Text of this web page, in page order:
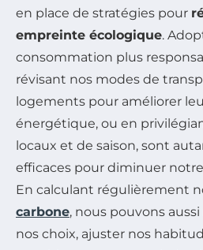
en place de stratégies pour
empreinte écologique.
consommation plus
révisant nos modes de
logements pour améliorer
énergétique, ou en
locaux et de saison, sont
efficaces pour diminuer
En calculant régulièrement
carbone, nous pouvons
nos choix, ajuster nos